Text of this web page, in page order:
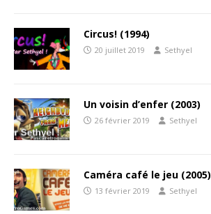
Circus! (1994)
20 juillet 2019 Sethyel
Un voisin d’enfer (2003)
26 février 2019 Sethyel
Caméra café le jeu (2005)
13 février 2019 Sethyel